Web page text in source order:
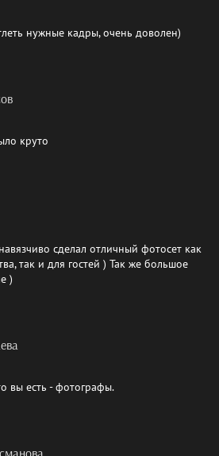
нужные кадры, очень доволен)
круто
сделал отличный фотосет как
так и для гостей ) Так же большое
)
вы есть - фотографы.